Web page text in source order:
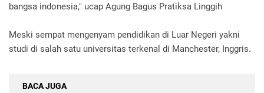
bangsa indonesia," ucap Agung Bagus Pratiksa Linggih
Meski sempat mengenyam pendidikan di Luar Negeri yakni
studi di salah satu universitas terkenal di Manchester, Inggris.
BACA JUGA